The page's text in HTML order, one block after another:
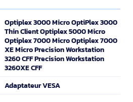
Optiplex 3000 Micro OptiPlex 3000
Thin Client Optiplex 5000 Micro
Optiplex 7000 Micro Optiplex 7000
XE Micro Precision Workstation
3260 CFF Precision Workstation
3260XE CFF
Adaptateur VESA